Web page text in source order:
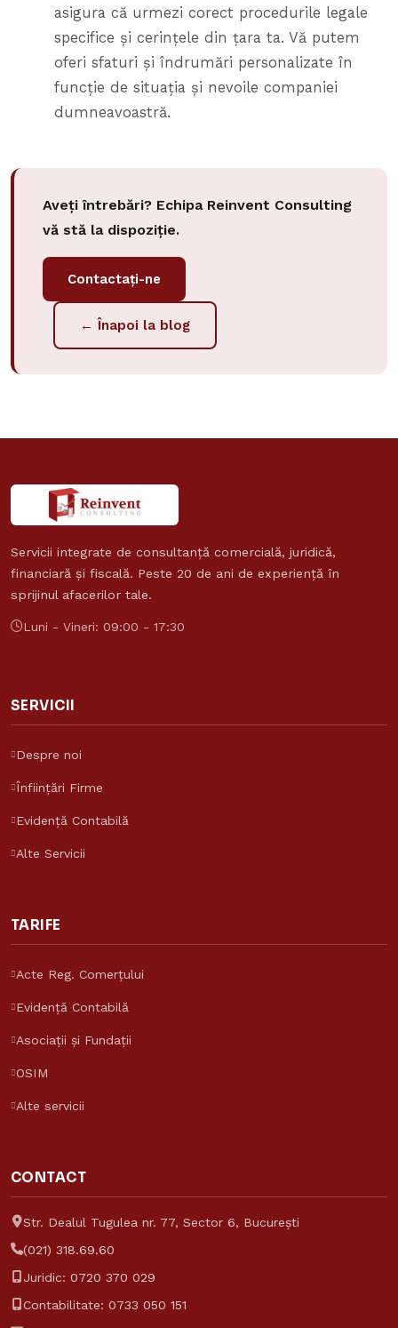
asigura că urmezi corect procedurile legale
specifice și cerințele din țara ta. Vă putem
oferi sfaturi și îndrumări personalizate în
funcție de situația și nevoile companiei
dumneavoastră.
Aveți întrebări? Echipa Reinvent Consulting
vă stă la dispoziție.
Contactați-ne
← Înapoi la blog
Servicii integrate de consultanță comercială, juridică,
financiară și fiscală. Peste 20 de ani de experiență în
sprijinul afacerilor tale.
Luni - Vineri: 09:00 - 17:30
SERVICII
Despre noi
Înființări Firme
Evidență Contabilă
Alte Servicii
TARIFE
Acte Reg. Comerțului
Evidență Contabilă
Asociații și Fundații
OSIM
Alte servicii
CONTACT
Str. Dealul Tugulea nr. 77, Sector 6, București
(021) 318.69.60
Juridic: 0720 370 029
Contabilitate: 0733 050 151
Asistent Reinvent